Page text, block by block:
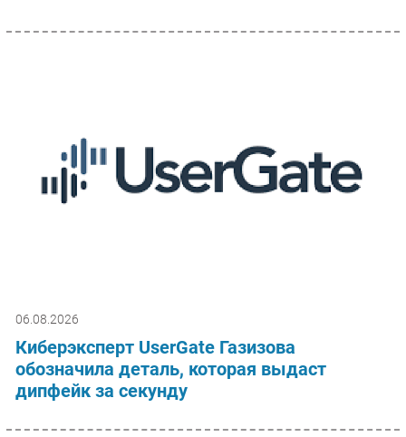
06.08.2026
Киберэксперт UserGate Газизова
обозначила деталь, которая выдаст
дипфейк за секунду